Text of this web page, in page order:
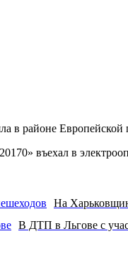
в районе
въехал в
На
В ДТП в Льгове с